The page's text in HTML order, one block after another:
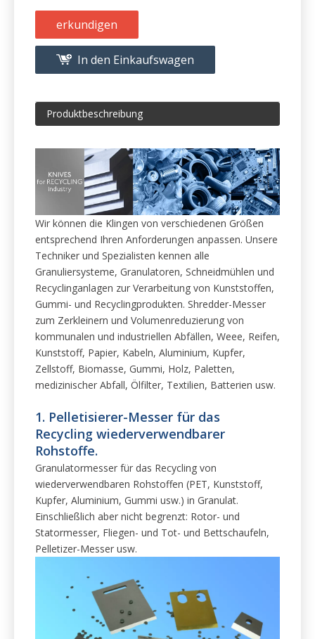
In den Einkaufswagen
Produktbeschreibung
Wir können die Klingen von verschiedenen Größen
entsprechend Ihren Anforderungen anpassen. Unsere
Techniker und Spezialisten kennen alle
Granuliersysteme, Granulatoren, Schneidmühlen und
Recyclinganlagen zur Verarbeitung von Kunststoffen,
zum Zerkleinern und Volumenreduzierung von
kommunalen und industriellen Abfällen, Weee, Reifen,
Kunststoff, Papier, Kabeln, Aluminium, Kupfer,
Zellstoff, Biomasse, Gummi, Holz, Paletten,
medizinischer Abfall, Ölfilter, Textilien, Batterien usw.
1. Pelletisierer-Messer für das
Recycling wiederverwendbarer
Rohstoffe.
wiederverwendbaren Rohstoffen (PET, Kunststoff,
Kupfer, Aluminium, Gummi usw.) in Granulat.
Einschließlich aber nicht begrenzt: Rotor- und
Statormesser, Fliegen- und Tot- und Bettschaufeln,